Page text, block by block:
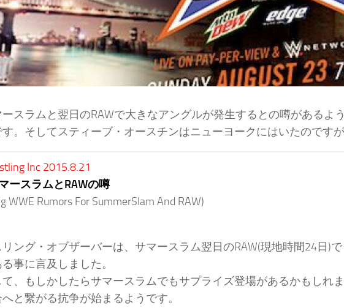
スラムと翌日のRAWで大きなアングルが発生するとの噂があるよ
。そしてスティーブ・オースチンはニューヨークにはいたのです
Inc 2015.8.21
ースラムとRAWの噂
WWE Rumors For SummerSlam And RAW)
リング・オブザーバーは、サマースラム翌日のRAW(現地時間24日)
事に言及しました。
て、もしかしたらサマースラムでもサプライズ登場があるかもしれ
と繋がる抗争が始まるようです。